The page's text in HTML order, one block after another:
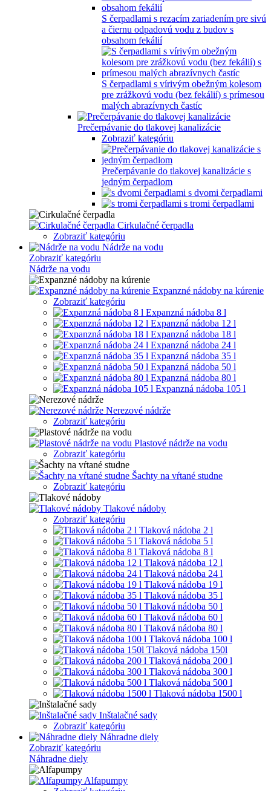
S čerpadlami s rezacím zariadením pre sivú
a čiernu odpadovú vodu z budov s
obsahom fekálií
S čerpadlami s vírivým obežným kolesom
pre zrážkovú vodu (bez fekálií) s prímesou
malých abrazívnych častíc
Prečerpávanie do tlakovej kanalizácie
Zobraziť kategóriu
Prečerpávanie do tlakovej kanalizácie s
jedným čerpadlom
s dvomi čerpadlami
s tromi čerpadlami
Cirkulačné čerpadla
Zobraziť kategóriu
Nádrže na vodu
Zobraziť kategóriu
Nádrže na vodu
Expanzné nádoby na kúrenie
Zobraziť kategóriu
Expanzná nádoba 8 l
Expanzná nádoba 12 l
Expanzná nádoba 18 l
Expanzná nádoba 24 l
Expanzná nádoba 35 l
Expanzná nádoba 50 l
Expanzná nádoba 80 l
Expanzná nádoba 105 l
Nerezové nádrže
Zobraziť kategóriu
Plastové nádrže na vodu
Zobraziť kategóriu
Šachty na vŕtané studne
Zobraziť kategóriu
Tlakové nádoby
Zobraziť kategóriu
Tlaková nádoba 2 l
Tlaková nádoba 5 l
Tlaková nádoba 8 l
Tlaková nádoba 12 l
Tlaková nádoba 24 l
Tlaková nádoba 19 l
Tlaková nádoba 35 l
Tlaková nádoba 50 l
Tlaková nádoba 60 l
Tlaková nádoba 80 l
Tlaková nádoba 100 l
Tlaková nádoba 150l
Tlaková nádoba 200 l
Tlaková nádoba 300 l
Tlaková nádoba 500 l
Tlaková nádoba 1500 l
Inštalačné sady
Zobraziť kategóriu
Náhradne diely
Zobraziť kategóriu
Náhradne diely
Alfapumpy